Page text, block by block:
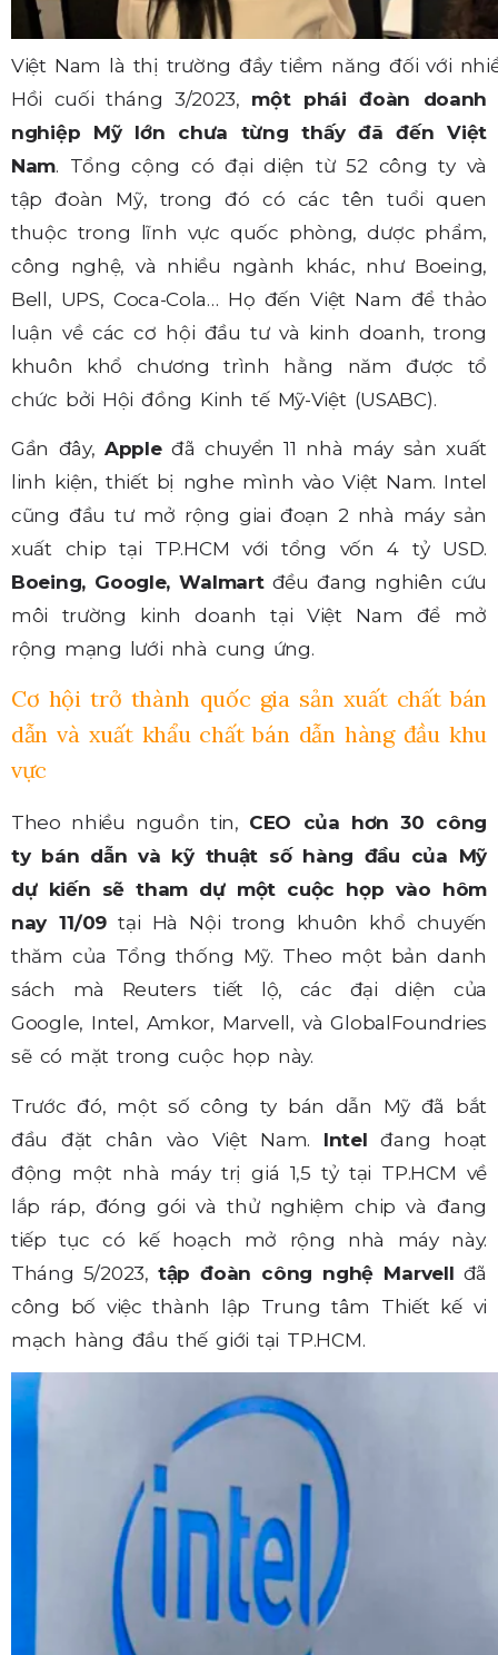
Việt Nam là thị trường đầy tiềm năng đối với
Hồi cuối tháng 3/2023, một phái đoàn doanh
nghiệp Mỹ lớn chưa từng thấy đã đến Việt
Nam. Tổng cộng có đại diện từ 52 công ty và
tập đoàn Mỹ, trong đó có các tên tuổi quen
thuộc trong lĩnh vực quốc phòng, dược phẩm,
công nghệ, và nhiều ngành khác, như Boeing,
Bell, UPS, Coca-Cola… Họ đến Việt Nam để thảo
luận về các cơ hội đầu tư và kinh doanh, trong
khuôn khổ chương trình hằng năm được tổ
chức bởi Hội đồng Kinh tế Mỹ-Việt (USABC).
Gần đây, Appleđã chuyển 11 nhà máy sản xuất
linh kiện, thiết bị nghe mình vào Việt Nam. Intel
cũng đầu tư mở rộng giai đoạn 2 nhà máy sản
xuất chip tại TP.HCM với tổng vốn 4 tỷ USD.
Boeing, Google, Walmartđều đang nghiên cứu
môi trường kinh doanh tại Việt Nam để mở
rộng mạng lưới nhà cung ứng.
Cơ hội trở thành quốc gia sản xuất chất bán
dẫn và xuất khẩu chất bán dẫn hàng đầu khu
vực
Theo nhiều nguồn tin, CEO của hơn 30 công
ty bán dẫn và kỹ thuật số hàng đầu của Mỹ
dự kiến sẽ tham dự một cuộc họp vào hôm
nay 11/09tại Hà Nội trong khuôn khổ chuyến
thăm của Tổng thống Mỹ. Theo một bản danh
sách mà Reuters tiết lộ, các đại diện của
Google, Intel, Amkor, Marvell, và GlobalFoundries
sẽ có mặt trong cuộc họp này.
Trước đó, một số công ty bán dẫn Mỹ đã bắt
đầu đặt chân vào Việt Nam. Intel đang hoạt
động một nhà máy trị giá 1,5 tỷ tại TP.HCM về
lắp ráp, đóng gói và thử nghiệm chip và đang
tiếp tục có kế hoạch mở rộng nhà máy này.
Tháng 5/2023, tập đoàn công nghệ Marvell đã
công bố việc thành lập Trung tâm Thiết kế vi
mạch hàng đầu thế giới tại TP.HCM.